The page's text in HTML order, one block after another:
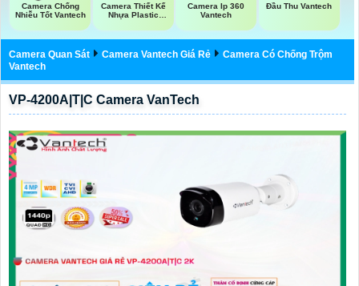
Camera Chống
Nhiễu Tốt Vantech
Camera Thiết Kế
Nhựa Plastic
Camera Ip 360
Vantech
Đầu Thu Vantech
Camera Quan Sát Camera Vantech Giá Rẻ
Camera Có Chống Trộm
Vantech
VP-4200A|T|C Camera VanTech